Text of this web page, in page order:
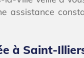
assistance
à Saint-